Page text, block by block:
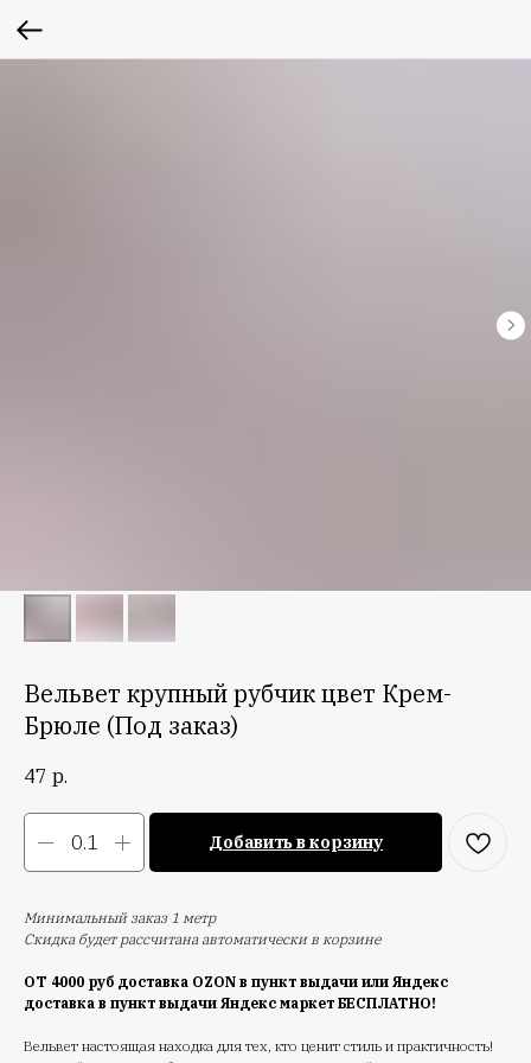
Вельвет крупный рубчик цвет Крем-
Брюле (Под заказ)
47 р.
Добавить в корзину
Минимальный заказ 1 метр
Скидка будет рассчитана автоматически в корзине
ОТ 4000 руб доставка OZON в пункт выдачи или Яндекс
доставка в пункт выдачи Яндекс маркет БЕСПЛАТНО!
Вельвет настоящая находка для тех, кто ценит стиль и практичность!